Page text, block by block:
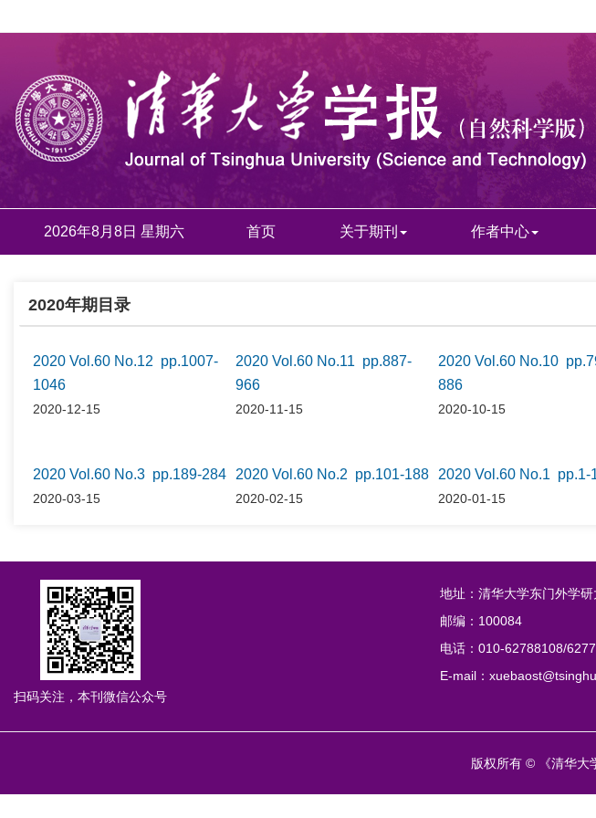
2026年8月8日 星期六 首页 关于期刊 作者中心
2020年期目录
2020 Vol.60 No.12 pp.1007-
1046
2020-12-15
2020 Vol.60 No.11 pp.887-
966
2020-11-15
2020 Vol.60 No.10
886
2020-10-15
2020 Vol.60 No.3 pp.189-284
2020-03-15
2020 Vol.60 No.2 pp.101-188
2020-02-15
2020 Vol.60 No.1 pp.1-
2020-01-15
扫码关注，本刊微信公众号
地址：清华大学东门外学
邮编：100084
电话：010-62788108/
E-mail：
版权所有 © 《清华大